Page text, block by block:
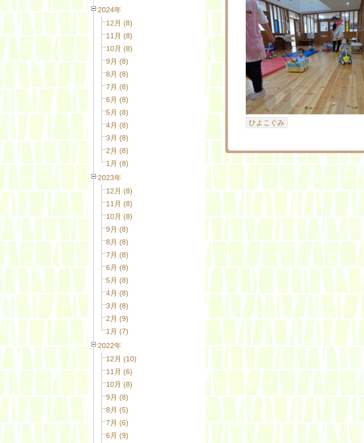
2024年
12月 (8)
11月 (8)
10月 (8)
9月 (8)
8月 (8)
7月 (8)
6月 (8)
5月 (8)
4月 (8)
3月 (8)
2月 (8)
1月 (8)
2023年
12月 (8)
11月 (8)
10月 (8)
9月 (8)
8月 (8)
7月 (8)
6月 (8)
5月 (8)
4月 (8)
3月 (8)
2月 (9)
1月 (7)
2022年
12月 (10)
11月 (6)
10月 (8)
9月 (8)
8月 (5)
7月 (6)
6月 (9)
ひよこぐみ